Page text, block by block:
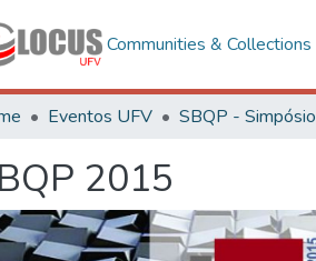
Communities & Collections
Eventos UFV
2015